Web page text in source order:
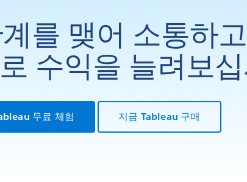
를 맺어 소통하
수익을 늘려보
무료 체험 지금 Tableau 구매